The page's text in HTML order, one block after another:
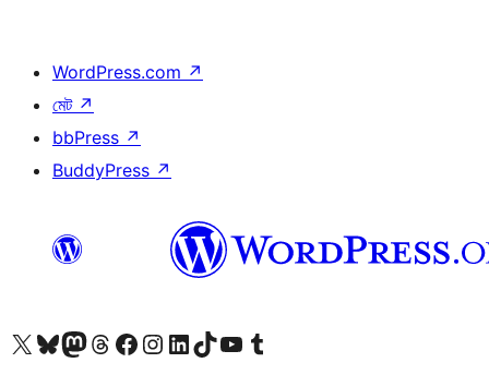
WordPress.com ↗
মেট ↗
bbPress ↗
BuddyPress ↗
আমাৰ X (আগৰ Twitter) একাউণ্টলৈ যাওকআমাৰ Bluesky একাউণ্টলৈ যাওকআমাৰ Mastodon একাউণ্টলৈ যাওকআমাৰ Threads একাউণ্টলৈ যাওকআমাৰ Facebook পৃষ্ঠালৈ যাওকআমাৰ Instagram একাউণ্টলৈ যাওকআমাৰ LinkedIn একাউণ্টলৈ যাওকআমাৰ TikTok একাউণ্টলৈ যাওকআমাৰ YouTube চেনেললৈ যাওকআমাৰ Tumblr একাউণ্টলৈ যাওক